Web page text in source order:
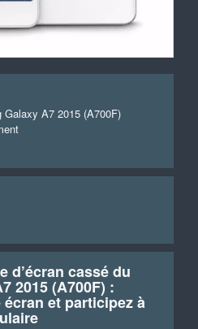
Galaxy A7 2015 (A700F)
d’écran cassé du
2015 (A700F) :
et participez à